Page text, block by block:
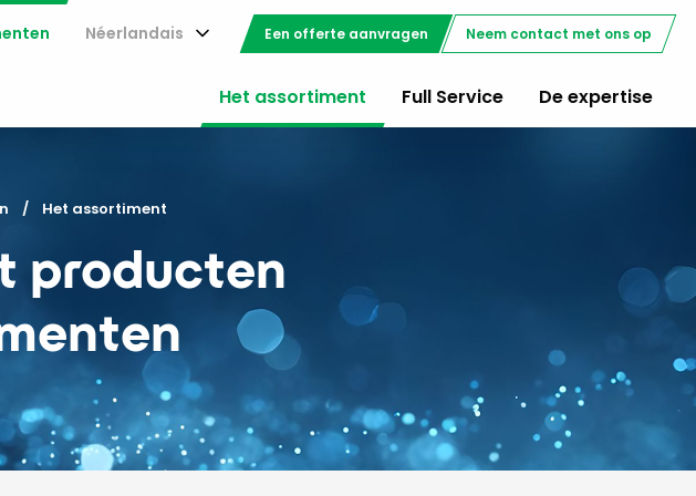
Néerlandais Een offerte aanvragen Neem contact met ons op
Het assortiment Full Service De expertise
Current:
Het assortiment
producten